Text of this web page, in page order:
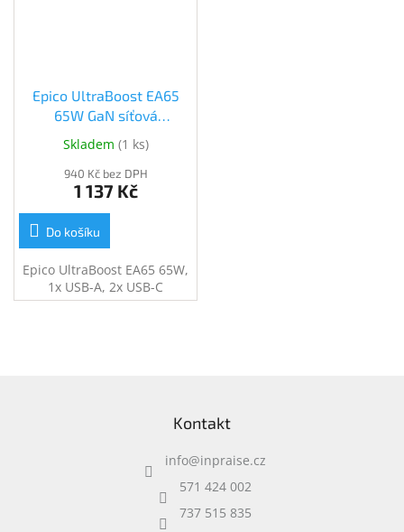
Epico UltraBoost EA65
65W GaN síťová
rychlonabíječka - bílá
(9915101100202)
Skladem (1 ks)
940 Kč bez DPH
1 137 Kč
Do košíku
Epico UltraBoost EA65 65W,
1x USB-A, 2x USB-C
Kontakt
info@inpraise.cz
571 424 002
737 515 835